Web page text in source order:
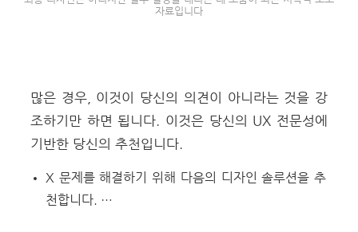
자료입니다
많은 경우, 이것이 당신의 의견이 아니라는 것을 강
조하기만 하면 됩니다. 이것은 당신의 UX 전문성에
기반한 당신의 추천입니다.
X 문제를 해결하기 위해 다음의 디자인 솔루션을 추
천합니다. …